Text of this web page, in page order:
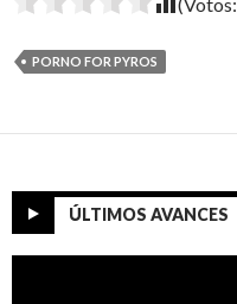
PORNO FOR PYROS
ÚLTIMOS AVANCES